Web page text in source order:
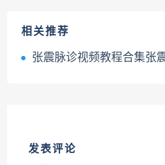
相关推荐
张震脉诊视频教程合集张震脉诊比脉法教
发表评论